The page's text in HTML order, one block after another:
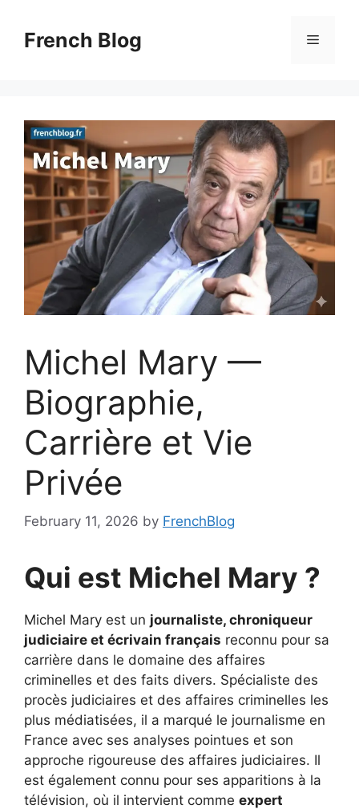
contentFrench Blog Menu
Michel Mary —
Biographie,
Carrière et Vie
Privée
February 11, 2026 by FrenchBlog
Qui est Michel Mary ?
Michel Mary est un journaliste, chroniqueur
judiciaire et écrivain français reconnu pour sa
carrière dans le domaine des affaires
criminelles et des faits divers. Spécialiste des
procès judiciaires et des affaires criminelles les
plus médiatisées, il a marqué le journalisme en
France avec ses analyses pointues et son
approche rigoureuse des affaires judiciaires. Il
est également connu pour ses apparitions à la
télévision, où il intervient comme expert